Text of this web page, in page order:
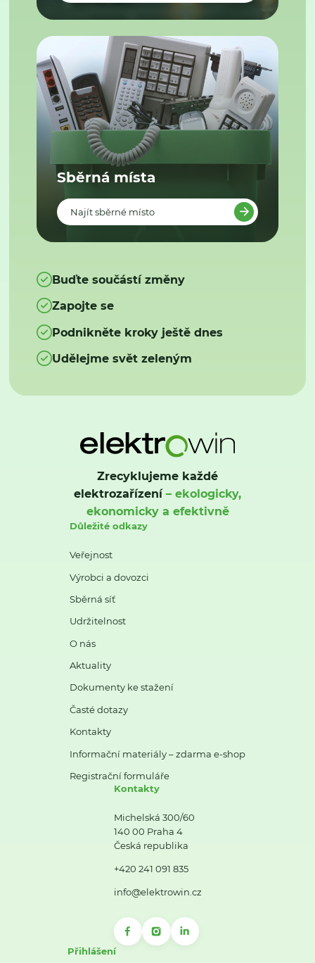
Sběrná místa
Najít sběrné místo
Buďte součástí změny
Zapojte se
Podnikněte kroky ještě dnes
Udělejme svět zeleným
Zrecyklujeme každé
elektrozařízení– ekologicky,
ekonomicky a efektivně
Důležité odkazy
Veřejnost
Výrobci a dovozci
Sběrná síť
Udržitelnost
O nás
Aktuality
Dokumenty ke stažení
Časté dotazy
Kontakty
Informační materiály – zdarma e-shop
Registrační formuláře
Kontakty
Michelská 300/60
140 00 Praha 4
Česká republika
+420 241 091 835
info@elektrowin.cz
Přihlášení